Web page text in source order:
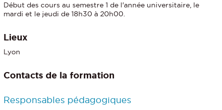
Début des cours au semestre 1 de l'année universitaire, le
mardi et le jeudi de 18h30 à 20h00.
Lieux
Lyon
Contacts de la formation
Responsables pédagogiques